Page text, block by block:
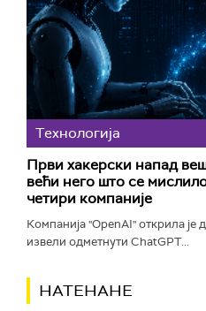
Технологијa
Први хакерски напад
већи него што се
четири компаније
Компанија "OpenAI" открила је
извели одметнути ChatGPT...
НАТЕНАНЕ